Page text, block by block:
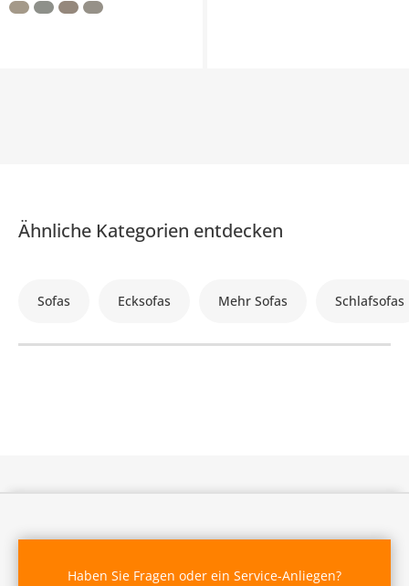
Ähnliche Kategorien entdecken
Sofas Ecksofas Mehr Sofas Schlafsofas
Haben Sie Fragen oder ein Service-Anliegen?